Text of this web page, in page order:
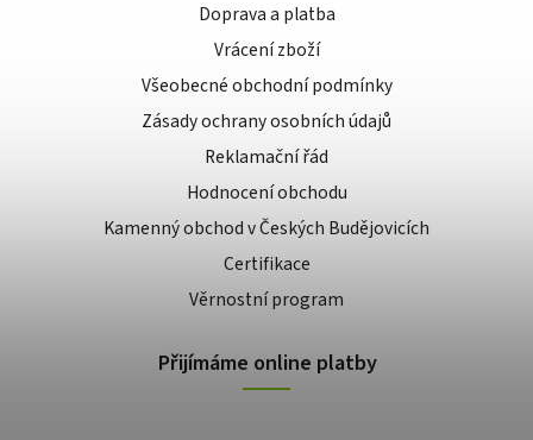
Doprava a platba
Vrácení zboží
Všeobecné obchodní podmínky
Zásady ochrany osobních údajů
Reklamační řád
Hodnocení obchodu
Kamenný obchod v Českých Budějovicích
Certifikace
Věrnostní program
Přijímáme online platby